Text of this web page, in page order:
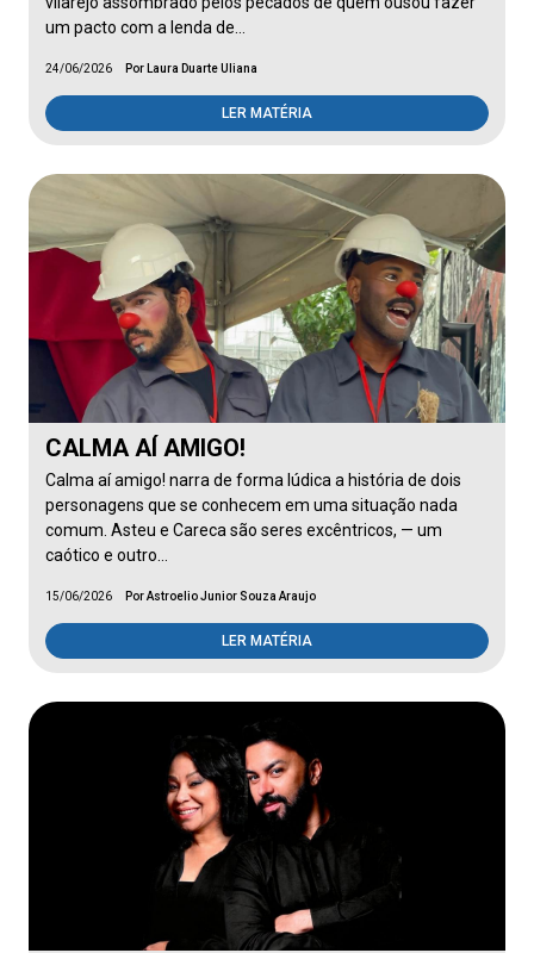
um pacto com a lenda de…
24/06/2026 Por Laura Duarte Uliana
LER MATÉRIA
CALMA AÍ AMIGO!
Calma aí amigo! narra de forma lúdica a história de dois
personagens que se conhecem em uma situação nada
comum. Asteu e Careca são seres excêntricos, — um
caótico e outro…
15/06/2026 Por Astroelio Junior Souza Araujo
LER MATÉRIA